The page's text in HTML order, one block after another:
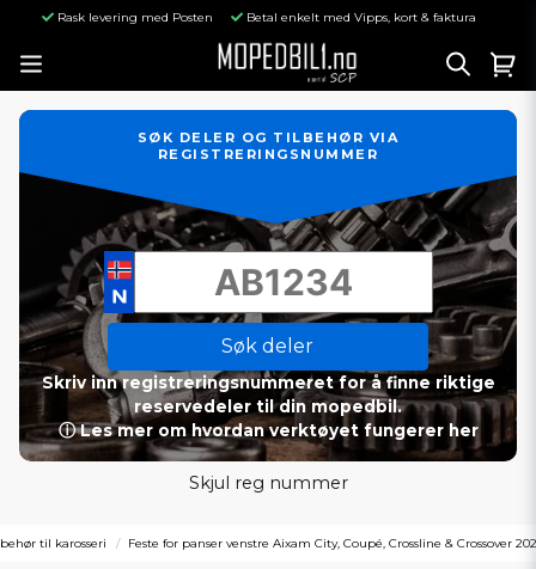
Rask levering med Posten Betal enkelt med Vipps, kort & faktura
SØK DELER OG TILBEHØR VIA
REGISTRERINGSNUMMER
Søk deler
Skriv inn registreringsnummeret for å finne riktige
reservedeler til din mopedbil.
ⓘ Les mer om hvordan verktøyet fungerer her
Skjul reg nummer
til karosseri Feste for panser venstre Aixam City, Coupé, Crossline & Crossover